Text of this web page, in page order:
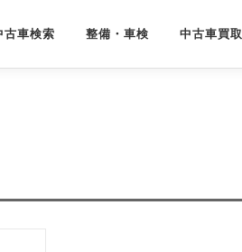
古車検索 整備・車検 中古車買取